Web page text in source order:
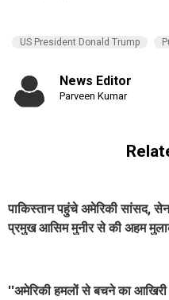
US President Donald Trump
News Editor
Parveen Kumar
पाकिस्तान पहुंचे अमेरिकी सांसद,
प्रमुख आसिम मुनीर से की अहम
''अमेरिकी हमलों से बचने का आखिरी